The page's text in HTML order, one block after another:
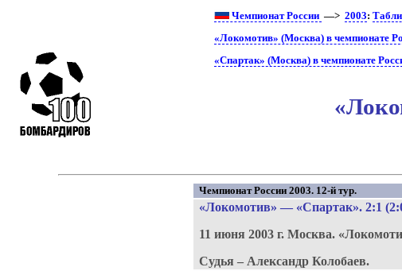
Чемпионат России —>2003:
«Локомотив» (Москва) в чемпионате
«Спартак» (Москва) в чемпионате
Чемпионат России 2003. 12-й тур.
«Локомотив» — «Спартак». 2:1
11 июня 2003 г.Москва.
Судья – Александр Колобаев.